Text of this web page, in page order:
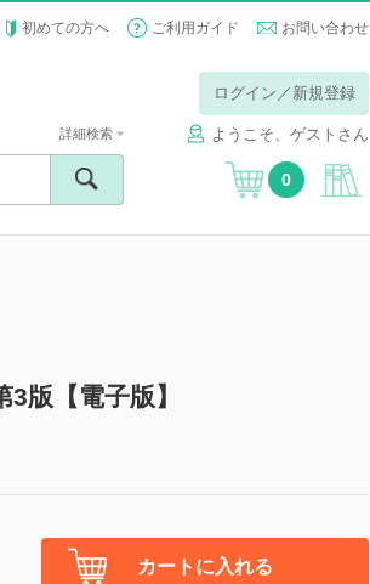
初めての方へ ご利用ガイド お問い合わせ
ログイン／新規登録
ようこそ、ゲストさん
詳細検索
0
版【電子版】
カートに入れる